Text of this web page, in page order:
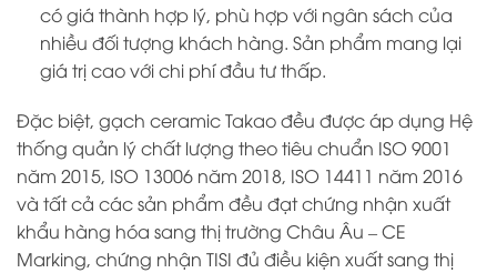
có giá thành hợp lý, phù hợp với ngân sách của
nhiều đối tượng khách hàng. Sản phẩm mang lại
giá trị cao với chi phí đầu tư thấp.
Đặc biệt, gạch ceramic Takao đều được áp dụng Hệ
thống quản lý chất lượng theo tiêu chuẩn ISO 9001
năm 2015, ISO 13006 năm 2018, ISO 14411 năm 2016
và tất cả các sản phẩm đều đạt chứng nhận xuất
khẩu hàng hóa sang thị trường Châu Âu – CE
Marking, chứng nhận TISI đủ điều kiện xuất sang thị